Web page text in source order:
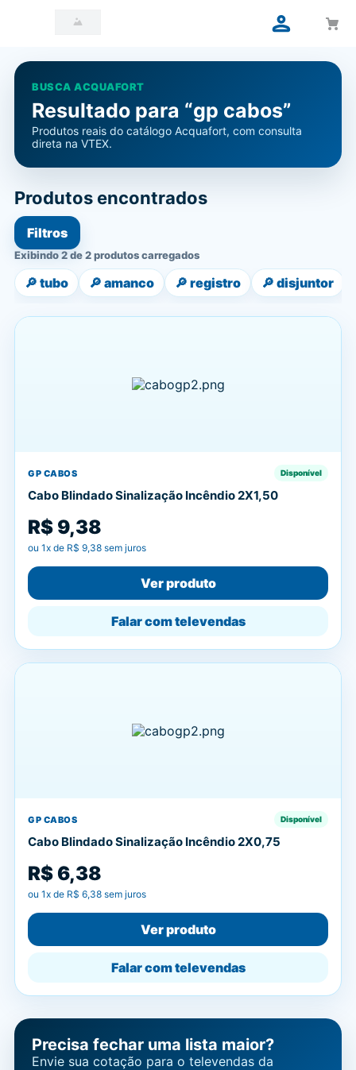
BUSCA ACQUAFORT
Resultado para “gp cabos”
Produtos reais do catálogo Acquafort, com consulta
direta na VTEX.
Produtos encontrados
Filtros
Exibindo 2 de 2 produtos carregados
🔎 tubo 🔎 amanco 🔎 registro 🔎 disjuntor
GP CABOS Disponível
Cabo Blindado Sinalização Incêndio 2X1,50
R$ 9,38
ou 1x de R$ 9,38 sem juros
Ver produto
Falar com televendas
GP CABOS Disponível
Cabo Blindado Sinalização Incêndio 2X0,75
R$ 6,38
ou 1x de R$ 6,38 sem juros
Ver produto
Falar com televendas
Precisa fechar uma lista maior?
Envie sua cotação para o televendas da